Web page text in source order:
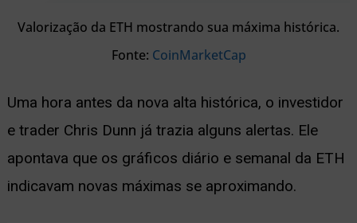
Valorização da ETH mostrando sua máxima histórica.
Fonte: CoinMarketCap
Uma hora antes da nova alta histórica, o investidor
e trader Chris Dunn já trazia alguns alertas. Ele
apontava que os gráficos diário e semanal da ETH
indicavam novas máximas se aproximando.